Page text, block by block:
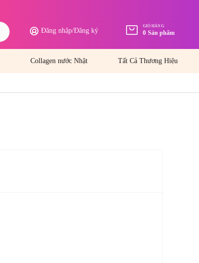
Đăng nhập/Đăng ký
GIỎ HÀNG
0 Sản phẩm
Collagen nước Nhật Tất Cả Thương Hiệu